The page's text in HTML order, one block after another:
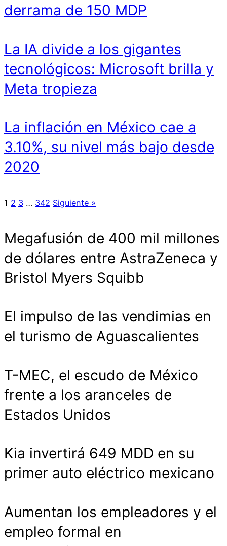
derrama de 150 MDP
La IA divide a los gigantes
tecnológicos: Microsoft brilla y
Meta tropieza
La inflación en México cae a
3.10%, su nivel más bajo desde
2020
1 2 3 … 342 Siguiente »
Megafusión de 400 mil millones
de dólares entre AstraZeneca y
Bristol Myers Squibb
El impulso de las vendimias en
el turismo de Aguascalientes
T-MEC, el escudo de México
frente a los aranceles de
Estados Unidos
Kia invertirá 649 MDD en su
primer auto eléctrico mexicano
Aumentan los empleadores y el
empleo formal en